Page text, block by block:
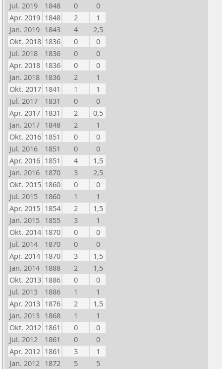
Jul. 2019
1848 0
0
Apr. 2019 1848 2
1
Jan. 2019 1843 4
2,5
Okt. 2018 1836 0
0
Jul. 2018
1836 0
0
Apr. 2018 1836 0
0
Jan. 2018 1836 2
1
Okt. 2017 1841 1
1
Jul. 2017
1831 0
0
Apr. 2017 1831 2
0,5
Jan. 2017 1848 2
1
Okt. 2016 1851 0
0
Jul. 2016
1851 0
0
Apr. 2016 1851 4
1,5
Jan. 2016 1870 3
2,5
Okt. 2015 1860 0
0
Jul. 2015
1860 1
1
Apr. 2015 1854 2
1,5
Jan. 2015 1855 3
1
Okt. 2014 1870 0
0
Jul. 2014
1870 0
0
Apr. 2014 1870 3
1,5
Jan. 2014 1888 2
1,5
Okt. 2013 1886 0
0
Jul. 2013
1886 1
1
Apr. 2013 1876 2
1,5
Jan. 2013 1868 1
1
Okt. 2012 1861 0
0
Jul. 2012
1861 0
0
Apr. 2012 1861 3
1
Jan. 2012 1872 5
5